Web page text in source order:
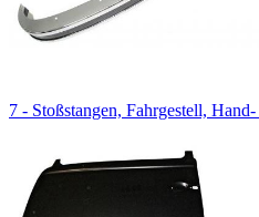
7 - Stoßstangen, Fahrgestell,